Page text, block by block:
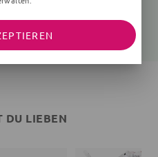
DU LIEBEN